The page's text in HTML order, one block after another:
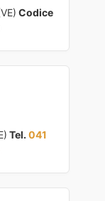
Codice
Tel. 041